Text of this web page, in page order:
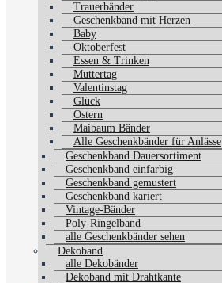
Trauerbänder
Geschenkband mit Herzen
Baby
Oktoberfest
Essen & Trinken
Muttertag
Valentinstag
Glück
Ostern
Maibaum Bänder
Alle Geschenkbänder für Anlässe
Geschenkband Dauersortiment
Geschenkband einfarbig
Geschenkband gemustert
Geschenkband kariert
Vintage-Bänder
Poly-Ringelband
alle Geschenkbänder sehen
Dekoband
alle Dekobänder
Dekoband mit Drahtkante